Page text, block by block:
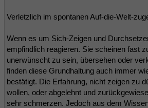
Verletzlich im spontanen Auf-die-Welt-
Wenn es um Sich-Zeigen und
empfindlich reagieren. Sie scheinen fast
unerwünscht zu sein, übersehen oder
finden diese Grundhaltung auch immer
bestätigt. Die Erfahrung, nicht zeigen zu
wollen, oder abgelehnt und
sehr schmerzen. Jedoch aus dem